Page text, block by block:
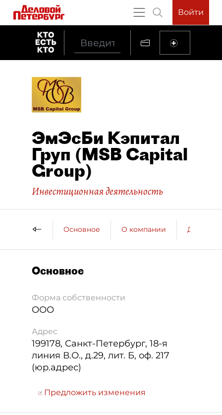
Войти
ЭмЭсБи Кэпитал
Груп (MSB Capital
Group)
Инвестиционная деятельность
Основное О компании ДП о
Основное
Форма собственности
ООО
Адрес
199178, Санкт-Петербург, 18-я
линия В.О., д.29, лит. Б, оф. 217
(юр.адрес)
Предложить изменения